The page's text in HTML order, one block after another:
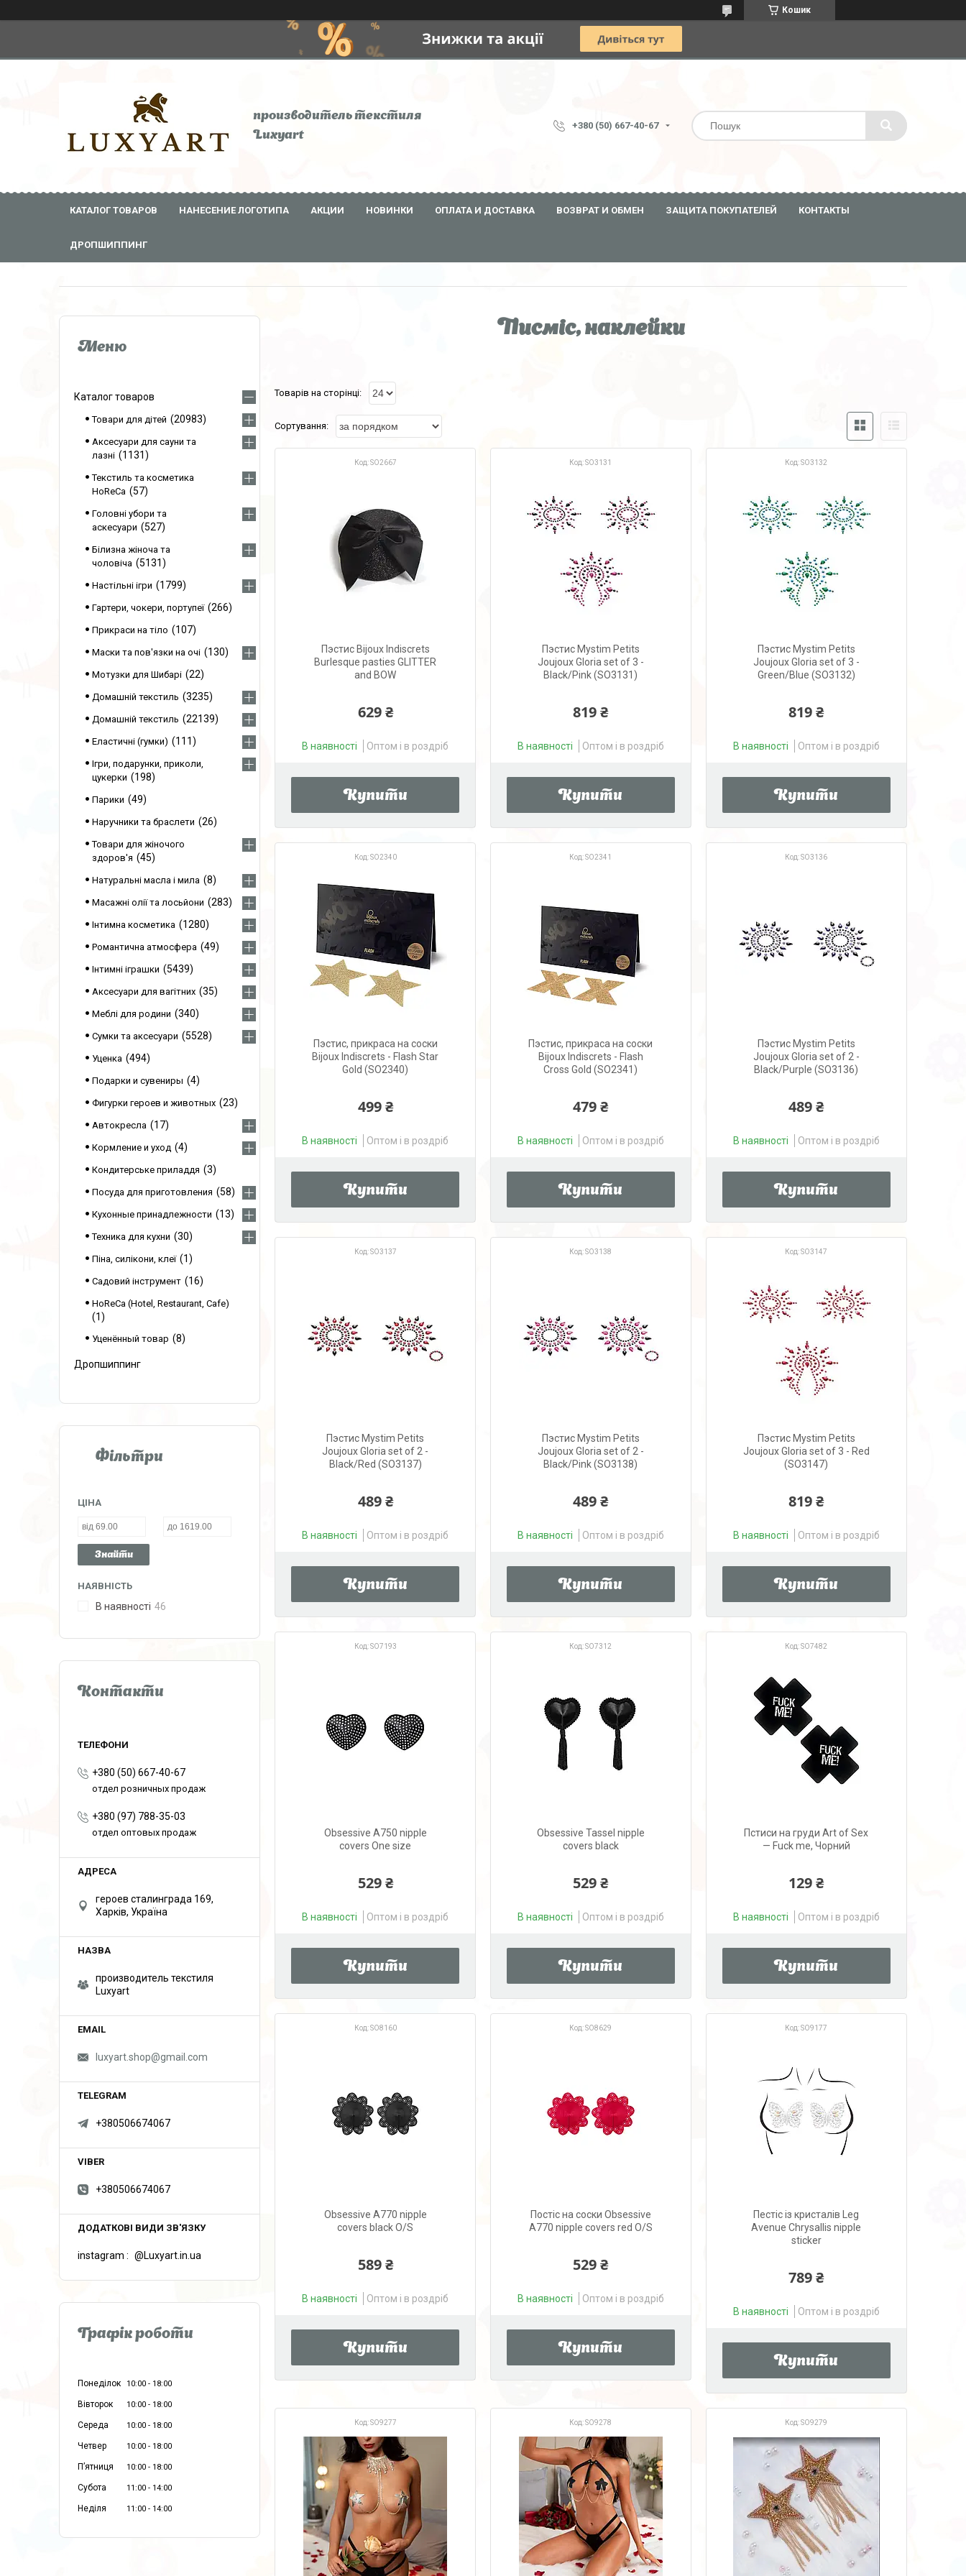
Кошик
производитель текстиля
Luxyart
+380 (50) 667-40-67
КАТАЛОГ ТОВАРОВ НАНЕСЕНИЕ ЛОГОТИПА АКЦИИ НОВИНКИ ОПЛАТА И ДОСТАВКА ВОЗВРАТ И ОБМЕН ЗАЩИТА ПОКУПАТЕЛЕЙ КОНТАКТЫ
ДРОПШИППИНГ
Писміс, наклейки
SO2667
Пэстис Bijoux Indiscrets
Burlesque pasties GLITTER
and BOW
629 ₴
В наявності Оптом і в роздріб
Купити
SO3131
Пэстис Mystim Petits
Joujoux Gloria set of 3 -
Black/Pink (SO3131)
819 ₴
В наявності Оптом і в роздріб
Купити
SO3132
Пэстис Mystim Petits
Joujoux Gloria set of 3 -
Green/Blue (SO3132)
819 ₴
В наявності Оптом і в роздріб
Купити
SO2340
Пэстис, прикраса на соски
Bijoux Indiscrets - Flash Star
Gold (SO2340)
499 ₴
В наявності Оптом і в роздріб
Купити
SO2341
Пэстис, прикраса на соски
Bijoux Indiscrets - Flash
Cross Gold (SO2341)
479 ₴
В наявності Оптом і в роздріб
Купити
SO3136
Пэстис Mystim Petits
Joujoux Gloria set of 2 -
Black/Purple (SO3136)
489 ₴
В наявності Оптом і в роздріб
Купити
SO3137
Пэстис Mystim Petits
Joujoux Gloria set of 2 -
Black/Red (SO3137)
489 ₴
В наявності Оптом і в роздріб
Купити
SO3138
Пэстис Mystim Petits
Joujoux Gloria set of 2 -
Black/Pink (SO3138)
489 ₴
В наявності Оптом і в роздріб
Купити
SO3147
Пэстис Mystim Petits
Joujoux Gloria set of 3 - Red
(SO3147)
819 ₴
В наявності Оптом і в роздріб
Купити
SO7193
Obsessive A750 nipple
covers One size
529 ₴
В наявності Оптом і в роздріб
Купити
SO7312
Obsessive Tassel nipple
covers black
529 ₴
В наявності Оптом і в роздріб
Купити
SO7482
Пстиси на груди Art of Sex
— Fuck me, Чорний
129 ₴
В наявності Оптом і в роздріб
Купити
SO8160
Obsessive A770 nipple
covers black O/S
589 ₴
В наявності Оптом і в роздріб
Купити
SO8629
Постіс на соски Obsessive
A770 nipple covers red O/S
529 ₴
В наявності Оптом і в роздріб
Купити
SO9177
Пестіс із кристалів Leg
Avenue Chrysallis nipple
sticker
789 ₴
В наявності Оптом і в роздріб
Купити
SO9277 SO9278 SO9279
Каталог товаров
Товари для дітей 20983
Аксесуари для сауни та
лазні
1131
Текстиль та косметика
HoReCa
57
Головні убори та
аскесуари
527
Білизна жіноча та
чоловіча
5131
Настільні ігри 1799
Гартери, чокери, портупеї 266
Прикраси на тіло 107
Маски та пов'язки на очі 130
Мотузки для Шибарі 22
Домашній текстиль 3235
Домашній текстиль 22139
Еластичні (гумки) 111
Ігри, подарунки, приколи,
цукерки
198
Парики 49
Наручники та браслети 26
Товари для жіночого
здоров'я
45
Натуральні масла і мила 8
Масажні олії та лосьйони 283
Інтимна косметика 1280
Романтична атмосфера 49
Інтимні іграшки 5439
Аксесуари для вагітних 35
Меблі для родини 340
Сумки та аксесуари 5528
Уценка 494
Подарки и сувениры 4
Фигурки героев и животных 23
Автокресла 17
Кормление и уход 4
Кондитерське приладдя 3
Посуда для приготовления 58
Кухонные принадлежности 13
Техника для кухни 30
Піна, силікони, клеї 1
Садовий інструмент 16
HoReCa (Hotel, Restaurant, Cafe)
1
Уценённый товар 8
Дропшиппинг
Фільтри
ЦІНА
Знайти
НАЯВНІСТЬ
В наявності 46
Контакти
+380 (50) 667-40-67
отдел розничных продаж
+380 (97) 788-35-03
отдел оптовых продаж
героев сталинграда 169,
Харків, Україна
производитель текстиля
Luxyart
luxyart.shop@gmail.com
+380506674067
+380506674067
instagram @Luxyart.in.ua
Графік роботи
Понеділок 10:00 18:00
Вівторок 10:00 18:00
Середа 10:00 18:00
Четвер 10:00 18:00
Пʼятниця 10:00 18:00
Субота 11:00 14:00
Неділя 11:00 14:00